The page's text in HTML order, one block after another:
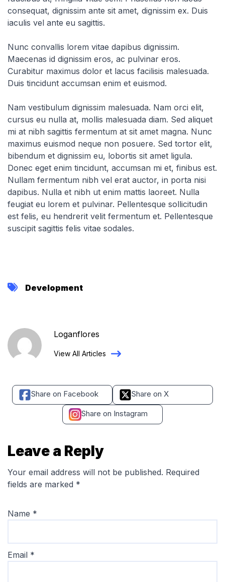
consequat, dignissim ante sit amet, dignissim ex. Duis
iaculis vel ante eu sagittis.
Nunc convallis lorem vitae dapibus dignissim.
Maecenas id dignissim eros, ac pulvinar eros.
Curabitur maximus dolor et lacus facilisis malesuada.
Duis tincidunt accumsan enim et euismod.
Nam vestibulum dignissim malesuada. Nam orci elit,
cursus eu nulla at, mollis malesuada diam. Sed aliquet
mi at nibh sagittis fermentum at sit amet magna. Nunc
maximus euismod neque non posuere. Sed tortor elit,
bibendum et dignissim eu, lobortis sit amet ligula.
Donec eget enim tincidunt, accumsan mi et, finibus est.
Nullam fermentum nibh vel erat auctor, in porta nisi
dapibus. Nulla et nibh ut enim mattis laoreet. Nulla
feugiat eu lorem et pulvinar. Pellentesque sollicitudin
est felis, eu hendrerit velit fermentum et. Pellentesque
suscipit sagittis felis vitae sodales.
Development
Loganflores
View All Articles
Share on Facebook Share on X
Share on Instagram
Leave a Reply
Your email address will not be published. Required
fields are marked *
Name *
Email *